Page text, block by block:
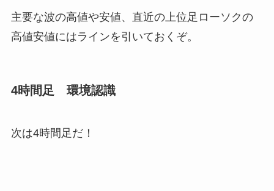
主要な波の高値や安値、直近の上位足ローソクの
高値安値にはラインを引いておくぞ。
4時間足 環境認識
次は4時間足だ！